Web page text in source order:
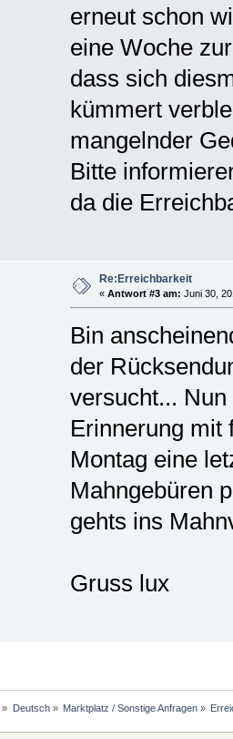
erneut schon
eine Woche
dass sich
kümmert
mangelnder
Bitte
da die
Re:Erreichbarkeit
« Antwort #3 am: Juni 30,
Bin
der
versucht...
Erinnerung mit
Montag eine
Mahngebüren
gehts ins
Gruss lux
» Deutsch» Marktplatz / Sonstige Anfragen»